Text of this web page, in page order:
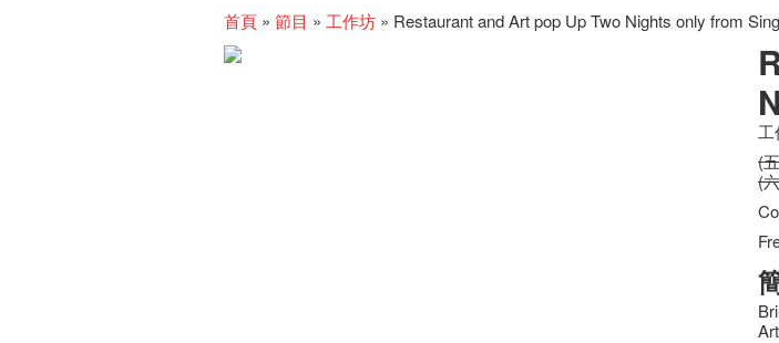
首頁 » 節目 » 工作坊 » Restaurant and Art pop Up Two Nights only from
(
(